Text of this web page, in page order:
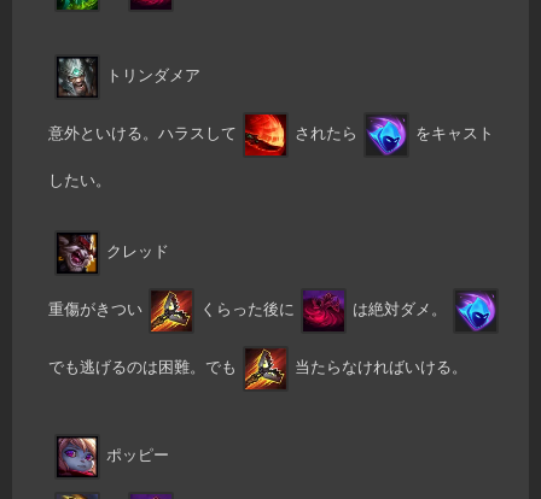
トリンダメア
意外といける。ハラスして されたら をキャスト
したい。
クレッド
重傷がきつい くらった後に は絶対ダメ。
でも逃げるのは困難。でも 当たらなければいける。
ポッピー